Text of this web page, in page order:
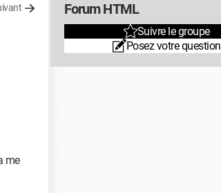
me
Forum HTML
Suivre le groupe
Posez votre question